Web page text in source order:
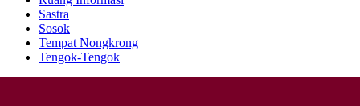
Sastra
Sosok
Tempat Nongkrong
Tengok-Tengok